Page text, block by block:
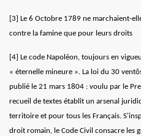
[3]
Le 6 Octobre 1789 ne marchaient-
contre la famine que pour leurs droits
[4]
Le code Napoléon, toujours en
« éternelle mineure ». La loi du 30
publié le 21 mars 1804 : voulu par le
recueil de textes établit un arsenal
territoire et pour tous les Français.
droit romain, le Code Civil consacre les